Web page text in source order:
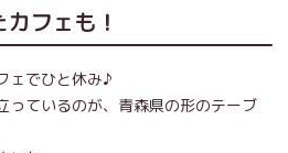
フェも！
ェでひと休み♪
っているのが、青森県の形のテーブ